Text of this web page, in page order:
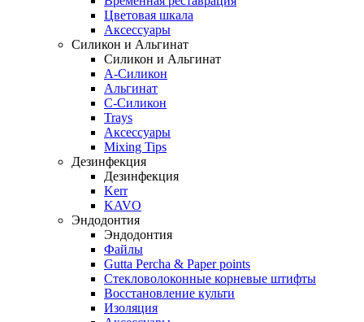
Цветовая шкала
Аксессуары
Силикон и Альгинат
Силикон и Альгинат
A-Силикон
Альгинат
C-Силикон
Trays
Аксессуары
Mixing Tips
Дезинфекция
Дезинфекция
Kerr
KAVO
Эндодонтия
Эндодонтия
Файлы
Gutta Percha & Paper points
Стекловолоконные корневые штифты
Восстановление культи
Изоляция